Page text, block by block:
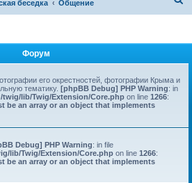
беседка Общение
Форум
его окрестностей, фотографии Крыма и
тематику. [phpBB Debug] PHP Warning: in
lib/Twig/Extension/Core.php on line 1266:
be an array or an object that implements
Debug] PHP Warning: in file
lib/Twig/Extension/Core.php on line 1266:
be an array or an object that implements